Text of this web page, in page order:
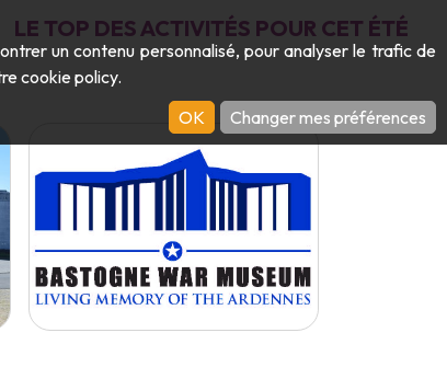
LE TOP DES ACTIVITÉS POUR CET ÉTÉ
un contenu personnalisé, pour analyser le trafic de
cookie policy.
OK
Changer mes préférences